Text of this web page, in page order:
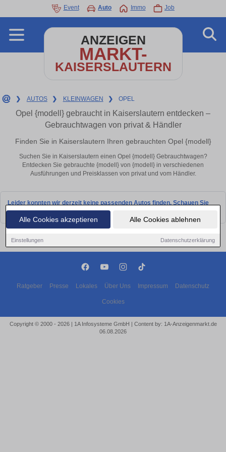
Alle Cookies akzeptieren Alle Cookies ablehnen
Einstellungen Datenschutzerklärung
Event Auto Immo Job
ANZEIGEN
MARKT-
KAISERSLAUTERN
❯ AUTOS ❯ KLEINWAGEN ❯ OPEL
Opel {modell} gebraucht in Kaiserslautern entdecken –
Gebrauchtwagen von privat & Händler
Finden Sie in Kaiserslautern Ihren gebrauchten Opel {modell}
Suchen Sie in Kaiserslautern einen Opel {modell} Gebrauchtwagen?
Entdecken Sie gebrauchte {modell} von {modell} in verschiedenen
Ausführungen und Preisklassen von privat und vom Händler.
Leider konnten wir derzeit keine passenden Autos finden. Schauen Sie
bald wieder vorbei!
Ratgeber Presse Lokales Über Uns Impressum Datenschutz
Cookies
Copyright © 2000 - 2026 | 1A Infosysteme GmbH | Content by: 1A-Anzeigenmarkt.de
06.08.2026